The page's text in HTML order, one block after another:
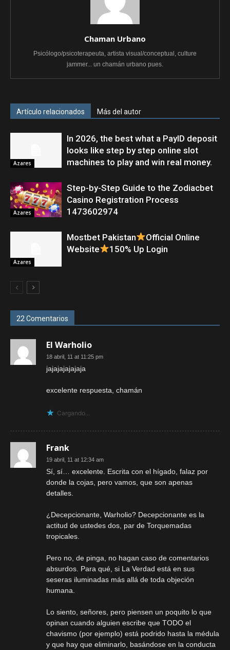
Chaman Urbano
Psicólogo/psicoterapeuta, artista visual/conceptual, culture
jammer... un chamán urbano pues.
Artículo relacionados Más del autor
Azares
In 2026, the best what a PayID deposit
looks like step by step online slot
machines to play and win real money.
Azares
Step-by-Step Guide to the Zodiacbet
Casino Registration Process
1473602974
Azares
Mostbet Pakistan
Official Online
Website
150% Up Login
22 Comentarios
El Warholio
18 abril, 11 at 11:25 pm
jajajajajajaja
excelente respuesta, chamán
Cargando...
Frank
19 abril, 11 at 12:34 am
Sí, sí… excelente. Escrita con el hígado, falaz por
donde la cojas, pero vamos, que son apenas
detalles.
¿Decepcionante, Warholio? Decepcionante es la
actitud de ustedes dos, par de Torquemadas
tropicales.
Pero no, de pinga, no hagan caso de comentarios
absurdos. Para qué, si La Verdad está en sus
seseras iluminadas más allá de toda objeción
humana.
Lo siento, señores, pero piensen un poquito lo que
opinan cuando alguien escribe que TODO el
chavismo (por ejemplo) está podrido hasta la médula
y que hay que eliminarlo, basándose en la conducta